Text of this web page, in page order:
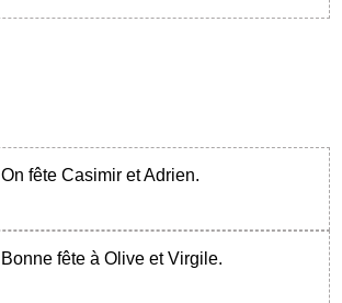
On fête Casimir et Adrien.
Bonne fête à Olive et Virgile.